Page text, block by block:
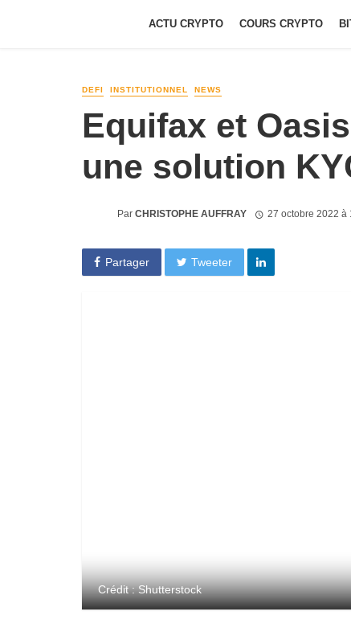
ACTU CRYPTO COURS CRYPTO
DEFI INSTITUTIONNEL NEWS
Equifax et
une solution
Par CHRISTOPHE AUFFRAY 27 octobre 2022 à
Partager Tweeter
Crédit : Shutterstock